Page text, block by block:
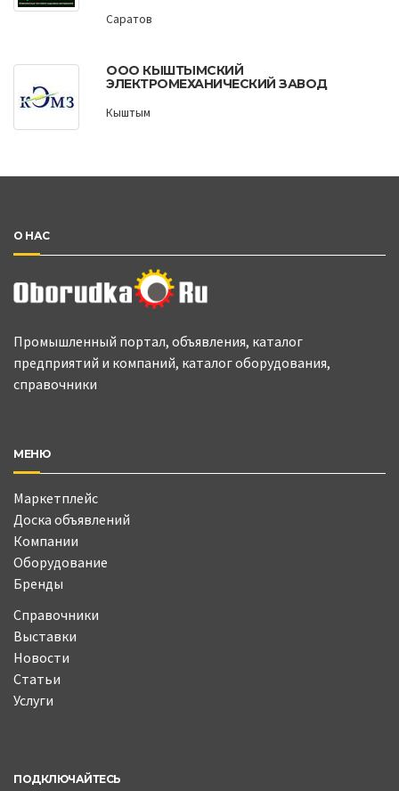
Саратов
ООО КЫШТЫМСКИЙ
ЭЛЕКТРОМЕХАНИЧЕСКИЙ ЗАВОД
Кыштым
О НАС
Промышленный портал, объявления, каталог
предприятий и компаний, каталог оборудования,
справочники
МЕНЮ
Маркетплейс
Доска объявлений
Компании
Оборудование
Бренды
Справочники
Выставки
Новости
Статьи
Услуги
ПОДКЛЮЧАЙТЕСЬ